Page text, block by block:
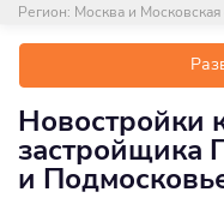
Регион: Москва и Московская
Новостройки
застройщика
и